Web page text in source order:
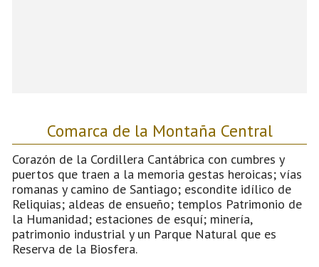
Comarca de la Montaña Central
Corazón de la Cordillera Cantábrica con cumbres y
puertos que traen a la memoria gestas heroicas; vías
romanas y camino de Santiago; escondite idílico de
Reliquias; aldeas de ensueño; templos Patrimonio de
la Humanidad; estaciones de esquí; minería,
patrimonio industrial y un Parque Natural que es
Reserva de la Biosfera.